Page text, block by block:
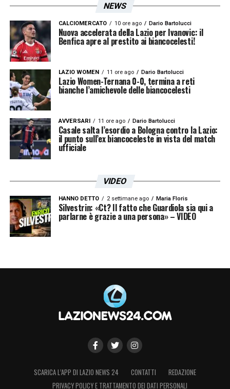
Le prime pagine dei principali quotidiani sportivi – 31
gennaio 25
NEWS
CALCIOMERCATO 10 ore ago Dario Bartolucci
Nuova accelerata della Lazio per Ivanovic: il
Benfica apre al prestito ai biancocelesti!
LAZIO WOMEN 11 ore ago Dario Bartolucci
Lazio Women-Ternana 0-0, termina a reti
bianche l’amichevole delle biancocelesti
AVVERSARI 11 ore ago Dario Bartolucci
Casale salta l’esordio a Bologna contro la Lazio:
il punto sull’ex biancoceleste in vista del match
ufficiale
VIDEO
HANNO DETTO 2 settimane ago Maria Floris
Silvestrin: «Ct? Il fatto che Guardiola sia qui a
parlarne è grazie a una persona» – VIDEO
SCARICA L’APP DI LAZIO NEWS 24 CONTATTI
REDAZIONE
PRIVACY POLICY E TRATTAMENTO DEI DATI PERSONALI